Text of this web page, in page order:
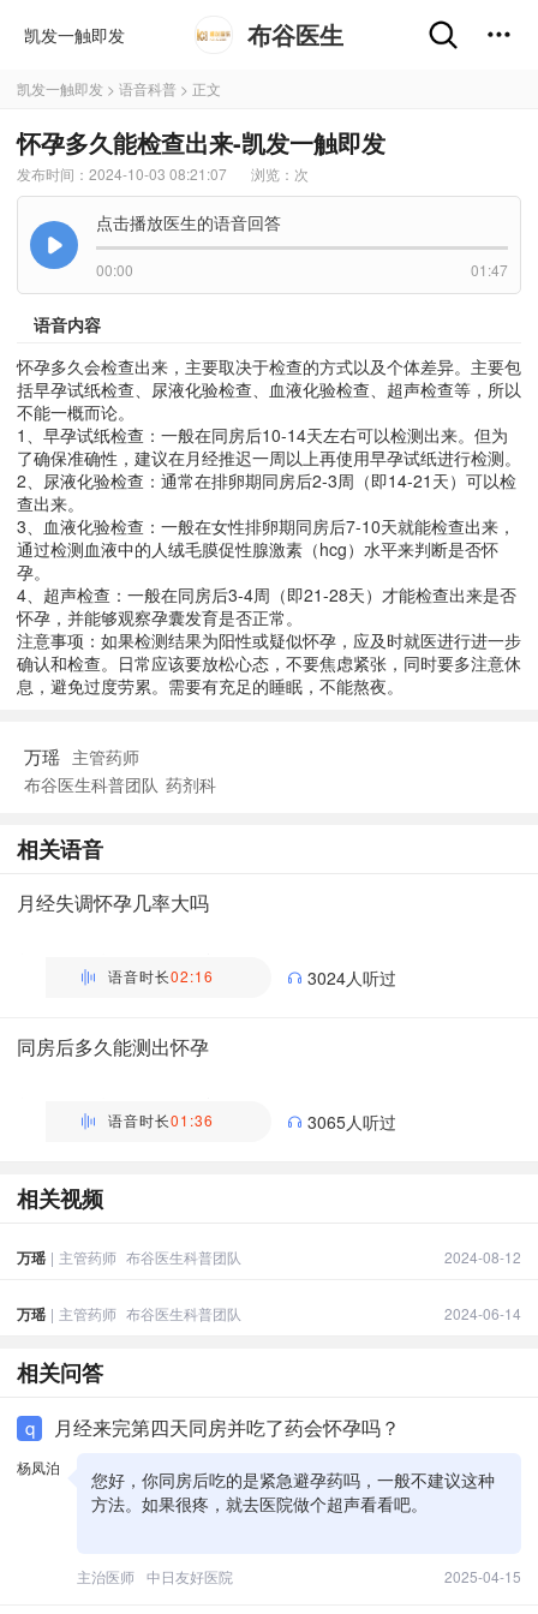
凯发一触即发 布谷医生
凯发一触即发 > 语音科普 > 正文
怀孕多久能检查出来-凯发一触即发
发布时间：2024-10-03 08:21:07 浏览： 次
点击播放医生的语音回答
00:00 01:47
语音内容
怀孕多久会检查出来，主要取决于检查的方式以及个体差异。主要包
括早孕试纸检查、尿液化验检查、血液化验检查、超声检查等，所以
不能一概而论。
1、早孕试纸检查：一般在同房后10-14天左右可以检测出来。但为
了确保准确性，建议在月经推迟一周以上再使用早孕试纸进行检测。
2、尿液化验检查：通常在排卵期同房后2-3周（即14-21天）可以检
查出来。
3、血液化验检查：一般在女性排卵期同房后7-10天就能检查出来，
通过检测血液中的人绒毛膜促性腺激素（hcg）水平来判断是否怀
孕。
4、超声检查：一般在同房后3-4周（即21-28天）才能检查出来是否
怀孕，并能够观察孕囊发育是否正常。
注意事项：如果检测结果为阳性或疑似怀孕，应及时就医进行进一步
确认和检查。日常应该要放松心态，不要焦虑紧张，同时要多注意休
息，避免过度劳累。需要有充足的睡眠，不能熬夜。
万瑶 主管药师
布谷医生科普团队 药剂科
相关语音
月经失调怀孕几率大吗
语音时长02:16 3024人听过
同房后多久能测出怀孕
语音时长01:36 3065人听过
相关视频
万瑶 | 主管药师 布谷医生科普团队 2024-08-12
万瑶 | 主管药师 布谷医生科普团队 2024-06-14
相关问答
q 月经来完第四天同房并吃了药会怀孕吗？
杨凤泊
您好，你同房后吃的是紧急避孕药吗，一般不建议这种
方法。如果很疼，就去医院做个超声看看吧。
主治医师 中日友好医院 2025-04-15